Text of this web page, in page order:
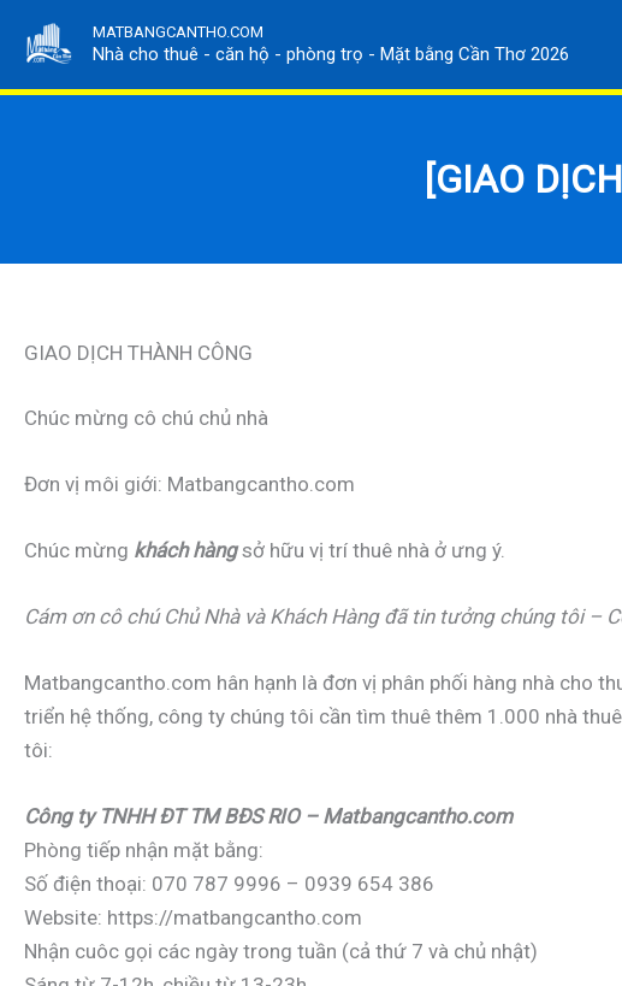
nội
MATBANGCANTHO.COM
Nhà cho thuê - căn hộ - phòng trọ - Mặt bằng Cần Thơ 2026
[GIAO
GIAO DỊCH THÀNH CÔNG
Chúc mừng cô chú chủ nhà
Đơn vị môi giới: Matbangcantho.com
Chúc mừng khách hàng sở hữu vị trí thuê nhà ở ưng ý.
Cám ơn cô chú Chủ Nhà và Khách Hàng đã tin tưởng chúng tôi –
Matbangcantho.com hân hạnh là đơn vị phân phối hàng nhà cho
triển hệ thống, công ty chúng tôi cần tìm thuê thêm 1.000 nhà
tôi:
Công ty TNHH ĐT TM BĐS RIO– Matbangcantho.com
Phòng tiếp nhận mặt bằng:
Số điện thoại: 070 787 9996 – 0939 654 386
Website: https://matbangcantho.com
Nhận cuôc gọi các ngày trong tuần (cả thứ 7 và chủ nhật)